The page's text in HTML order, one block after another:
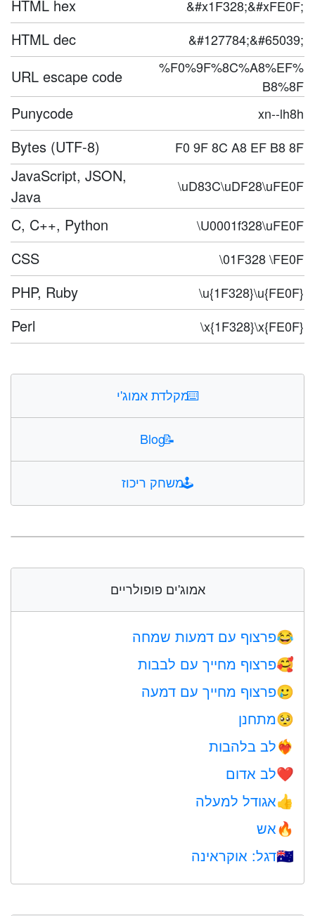
HTML hex &#x1F328;&#xFE0F;
HTML dec &#127784;&#65039;
URL escape code
%F0%9F%8C%A8%EF%
B8%8F
Punycode xn--lh8h
Bytes (UTF-8) F0 9F 8C A8 EF B8 8F
JavaScript, JSON,
Java
\uD83C\uDF28\uFE0F
C, C++, Python \U0001f328\uFE0F
CSS \01F328 \FE0F
PHP, Ruby \u{1F328}\u{FE0F}
Perl \x{1F328}\x{FE0F}
⌨️מקלדת אמוג'י
📝
Blog
🕹️משחק ריכוז
אמוג'ים פופולריים
😂פרצוף עם דמעות שמחה
🥰פרצוף מחייך עם לבבות
🥲פרצוף מחייך עם דמעה
🥺מתחנן
❤️‍🔥לב בלהבות
❤️לב אדום
👍אגודל למעלה
🔥אש
🇺🇦דגל: אוקראינה